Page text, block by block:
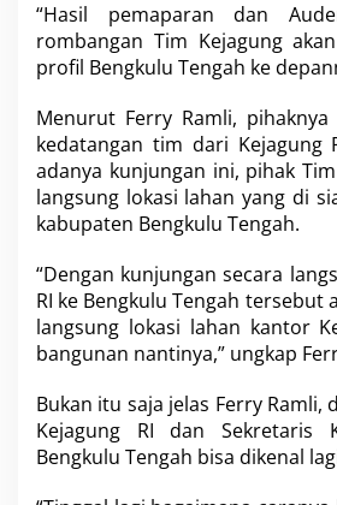
“Hasil pemaparan dan
rombangan Tim Kejagung
profil Bengkulu Tengah ke
Menurut Ferry Ramli,
kedatangan tim dari Kejagung
adanya kunjungan ini, pihak
langsung lokasi lahan yang di
kabupaten Bengkulu Tengah.
“Dengan kunjungan secara
RI ke Bengkulu Tengah tersebut
langsung lokasi lahan kantor
bangunan nantinya,” ungkap
Bukan itu saja jelas Ferry Ramli,
Kejagung RI dan Sekretaris
Bengkulu Tengah bisa dikenal